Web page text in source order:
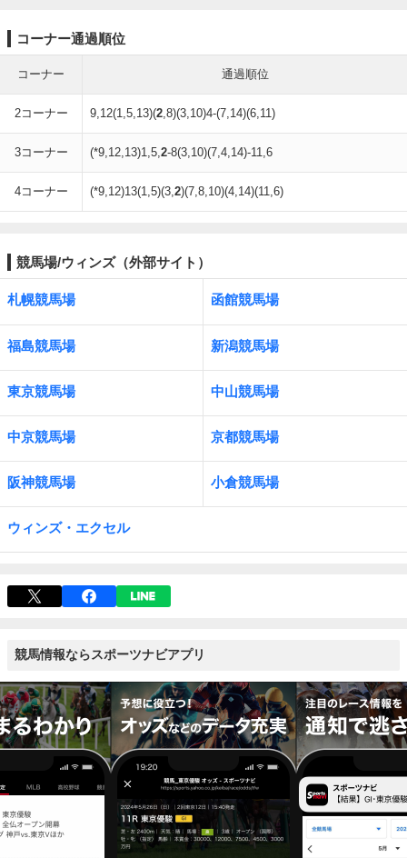
コーナー通過順位
コーナー 通過順位
2コーナー 9,12(1,5,13)(2,8)(3,10)4-(7,14)(6,11)
3コーナー (*9,12,13)1,5,2-8(3,10)(7,4,14)-11,6
4コーナー (*9,12)13(1,5)(3,2)(7,8,10)(4,14)(11,6)
競馬場/ウィンズ（外部サイト）
札幌競馬場 函館競馬場
福島競馬場 新潟競馬場
東京競馬場 中山競馬場
中京競馬場 京都競馬場
阪神競馬場 小倉競馬場
ウィンズ・エクセル
競馬情報ならスポーツナビアプリ